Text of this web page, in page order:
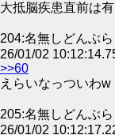
大抵脳疾患直前は
204:名無しどんぶら
26/01/02
>>60
えらいなっついわw
205:名無しどんぶら
26/01/02